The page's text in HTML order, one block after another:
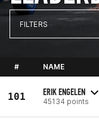
FILTERS
# NAME
101 ERIK ENGELEN
45134 points